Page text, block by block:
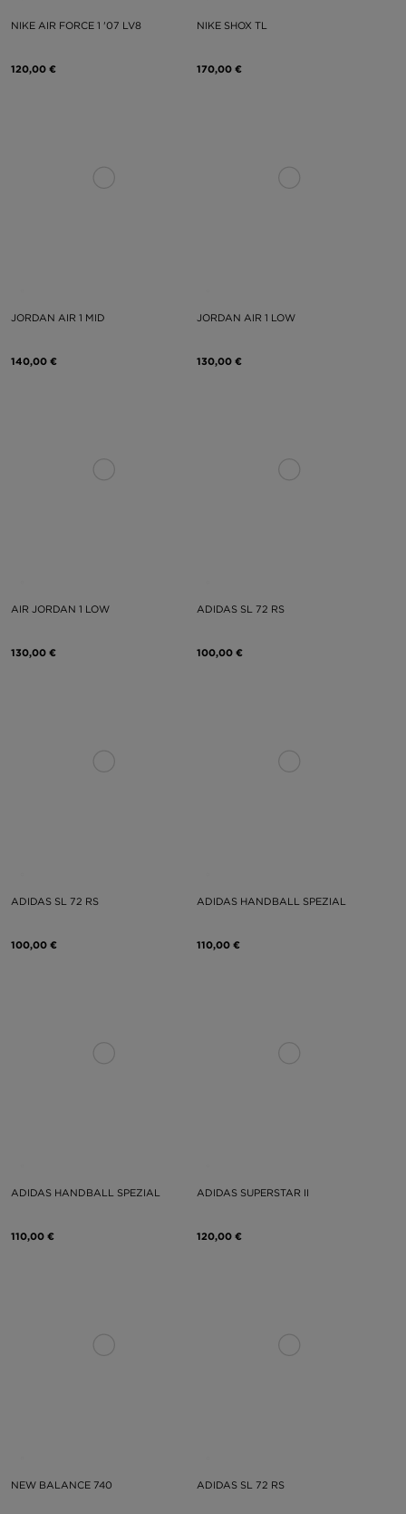
NIKE AIR FORCE 1 '07 LV8
120,00 €
NIKE SHOX TL
170,00 €
JORDAN AIR 1 MID
140,00 €
JORDAN AIR 1 LOW
130,00 €
AIR JORDAN 1 LOW
130,00 €
ADIDAS SL 72 RS
100,00 €
ADIDAS SL 72 RS
100,00 €
ADIDAS HANDBALL SPEZIAL
110,00 €
ADIDAS HANDBALL SPEZIAL
110,00 €
ADIDAS SUPERSTAR II
120,00 €
NEW BALANCE 740 ADIDAS SL 72 RS